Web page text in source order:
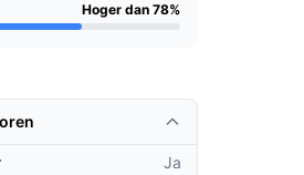
Hoger dan 78%
Ja